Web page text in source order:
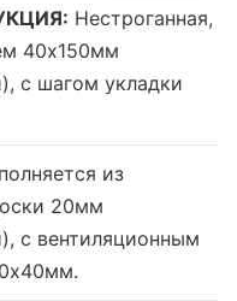
Нестроганная,
40х150мм
с шагом укладки
из
20мм
с вентиляционным